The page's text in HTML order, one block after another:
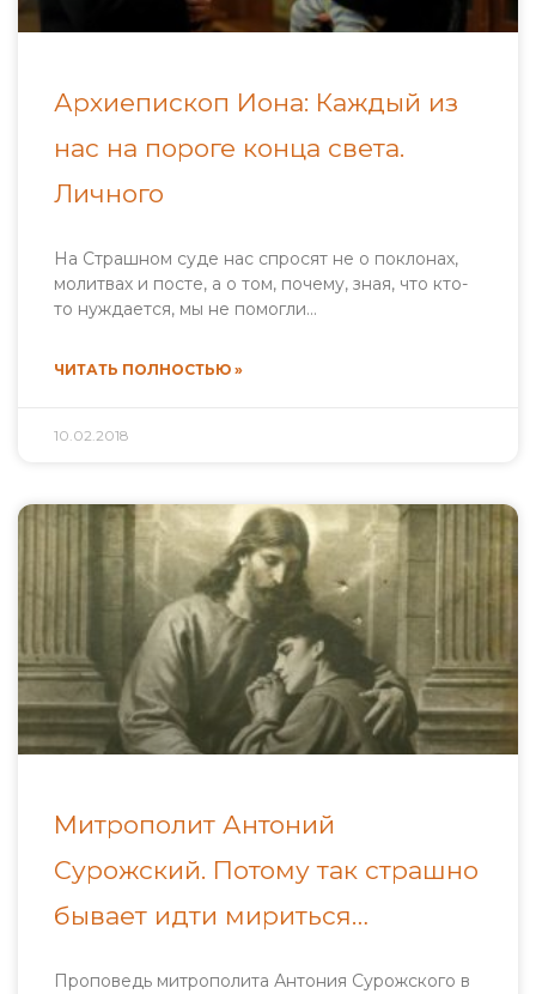
Архиепископ Иона: Каждый из
нас на пороге конца света.
Личного
На Страшном суде нас спросят не о поклонах,
молитвах и посте, а о том, почему, зная, что кто-
то нуждается, мы не помогли…
ЧИТАТЬ ПОЛНОСТЬЮ »
10.02.2018
Митрополит Антоний
Сурожский. Потому так страшно
бывает идти мириться…
Проповедь митрополита Антония Сурожского в